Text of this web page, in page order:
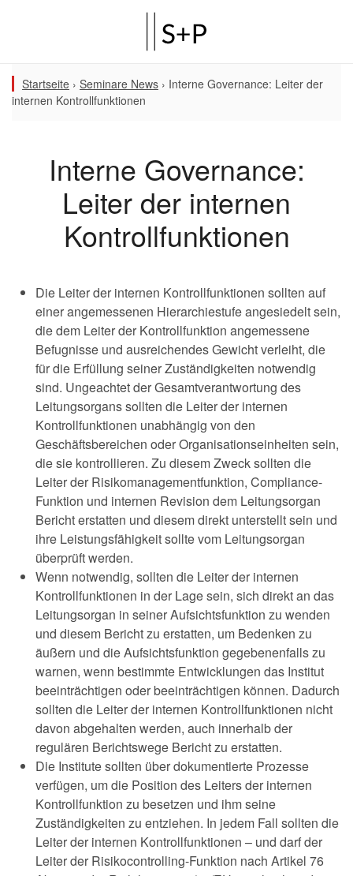
Startseite › Seminare News › Interne Governance: Leiter der
internen Kontrollfunktionen
Interne Governance:
Leiter der internen
Kontrollfunktionen
Die Leiter der internen Kontrollfunktionen sollten auf
einer angemessenen Hierarchiestufe angesiedelt sein,
die dem Leiter der Kontrollfunktion angemessene
Befugnisse und ausreichendes Gewicht verleiht, die
für die Erfüllung seiner Zuständigkeiten notwendig
sind. Ungeachtet der Gesamtverantwortung des
Leitungsorgans sollten die Leiter der internen
Kontrollfunktionen unabhängig von den
Geschäftsbereichen oder Organisationseinheiten sein,
die sie kontrollieren. Zu diesem Zweck sollten die
Leiter der Risikomanagementfunktion, Compliance-
Funktion und internen Revision dem Leitungsorgan
Bericht erstatten und diesem direkt unterstellt sein und
ihre Leistungsfähigkeit sollte vom Leitungsorgan
überprüft werden.
Wenn notwendig, sollten die Leiter der internen
Kontrollfunktionen in der Lage sein, sich direkt an das
Leitungsorgan in seiner Aufsichtsfunktion zu wenden
und diesem Bericht zu erstatten, um Bedenken zu
äußern und die Aufsichtsfunktion gegebenenfalls zu
warnen, wenn bestimmte Entwicklungen das Institut
beeinträchtigen oder beeinträchtigen können. Dadurch
sollten die Leiter der internen Kontrollfunktionen nicht
davon abgehalten werden, auch innerhalb der
regulären Berichtswege Bericht zu erstatten.
Die Institute sollten über dokumentierte Prozesse
verfügen, um die Position des Leiters der internen
Kontrollfunktion zu besetzen und ihm seine
Zuständigkeiten zu entziehen. In jedem Fall sollten die
Leiter der internen Kontrollfunktionen – und darf der
Leiter der Risikocontrolling-Funktion nach Artikel 76